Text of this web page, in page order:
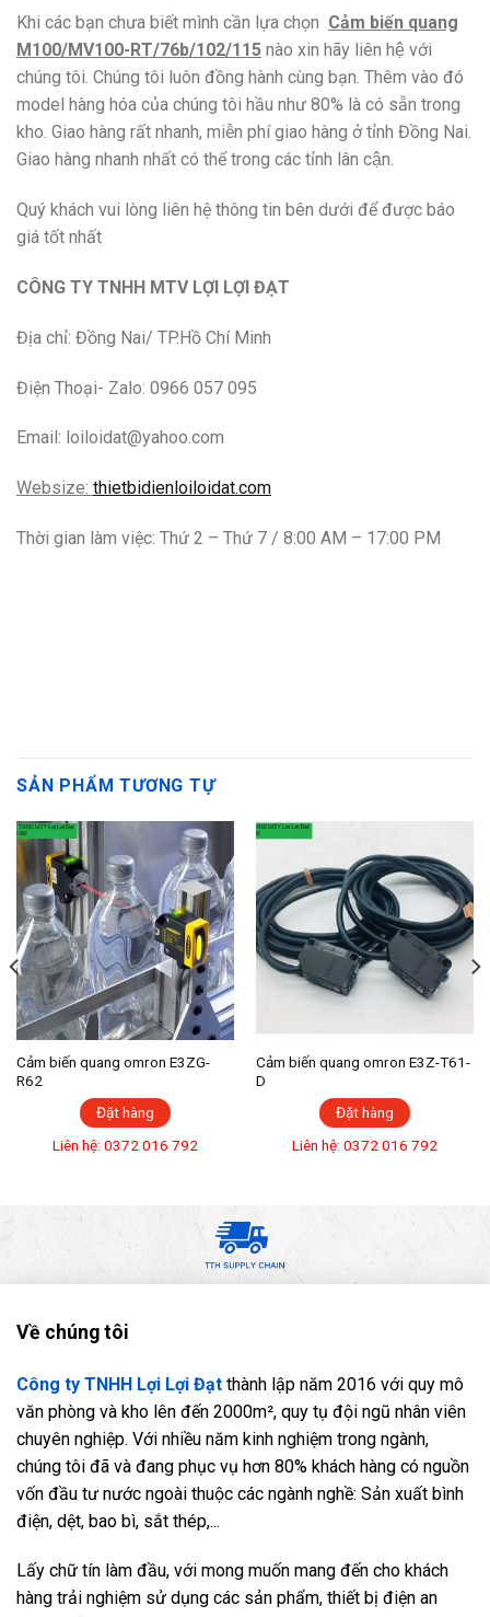
Khi các bạn chưa biết mình cần lựa chọn Cảm biến quang
M100/MV100-RT/76b/102/115 nào xin hãy liên hệ với
chúng tôi. Chúng tôi luôn đồng hành cùng bạn. Thêm vào đó
model hàng hóa của chúng tôi hầu như 80% là có sẵn trong
kho. Giao hàng rất nhanh, miễn phí giao hàng ở tỉnh Đồng Nai.
Giao hàng nhanh nhất có thể trong các tỉnh lân cận.
Quý khách vui lòng liên hệ thông tin bên dưới để được báo
giá tốt nhất
CÔNG TY TNHH MTV LỢI LỢI ĐẠT
Địa chỉ: Đồng Nai/ TP.Hồ Chí Minh
Điện Thoại- Zalo: 0966 057 095
Email: loiloidat@yahoo.com
Websize: thietbidienloiloidat.com
Thời gian làm việc: Thứ 2 – Thứ 7 / 8:00 AM – 17:00 PM
SẢN PHẨM TƯƠNG TỰ
Cảm biến quang omron E3ZG-
R62
Đặt hàng
Liên hệ: 0372 016 792
Cảm biến quang omron E3Z-T61-
D
Đặt hàng
Liên hệ: 0372 016 792
Về chúng tôi
Công ty TNHH Lợi Lợi Đạt thành lập năm 2016 với quy mô
văn phòng và kho lên đến 2000m², quy tụ đội ngũ nhân viên
chuyên nghiệp. Với nhiều năm kinh nghiệm trong ngành,
chúng tôi đã và đang phục vụ hơn 80% khách hàng có nguồn
vốn đầu tư nước ngoài thuộc các ngành nghề: Sản xuất bình
điện, dệt, bao bì, sắt thép,...
Lấy chữ tín làm đầu, với mong muốn mang đến cho khách
hàng trải nghiệm sử dụng các sản phẩm, thiết bị điện an